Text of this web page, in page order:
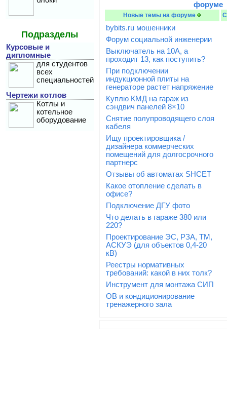
Подразделы
Курсовые и
дипломные
для студентов
всех
специальностей
Чертежи котлов
Котлы и
котельное
оборудование
форуме
Новые темы на форуме
bybits.ru мошенники
Форум социальной инженерии
Выключатель на 10А, а
проходит 13, как поступить?
При подключении
индукционной плиты на
генераторе растет напряжение
Куплю КМД на гараж из
сэндвич панелей 8×10
Снятие полупроводящего слоя
кабеля
Ищу проектировщика /
дизайнера коммерческих
помещений для долгосрочного
партнерс
Отзывы об автоматах SHCET
Какое отопление сделать в
офисе?
Подключение ДГУ фото
Что делать в гараже 380 или
220?
Проектирование ЭС, РЗА, ТМ,
АСКУЭ (для объектов 0,4-20
кВ)
Реестры нормативных
требований: какой в них толк?
Инструмент для монтажа СИП
ОВ и кондиционирование
тренажерного зала